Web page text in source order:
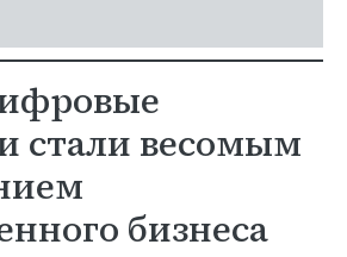
стали весомым
бизнеса